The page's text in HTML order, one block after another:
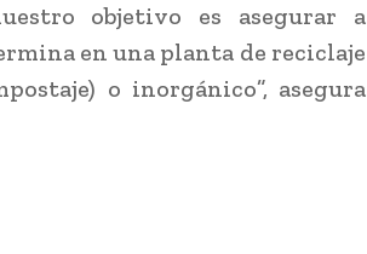
objetivo es asegurar a
en una planta de reciclaje
o inorgánico”, asegura